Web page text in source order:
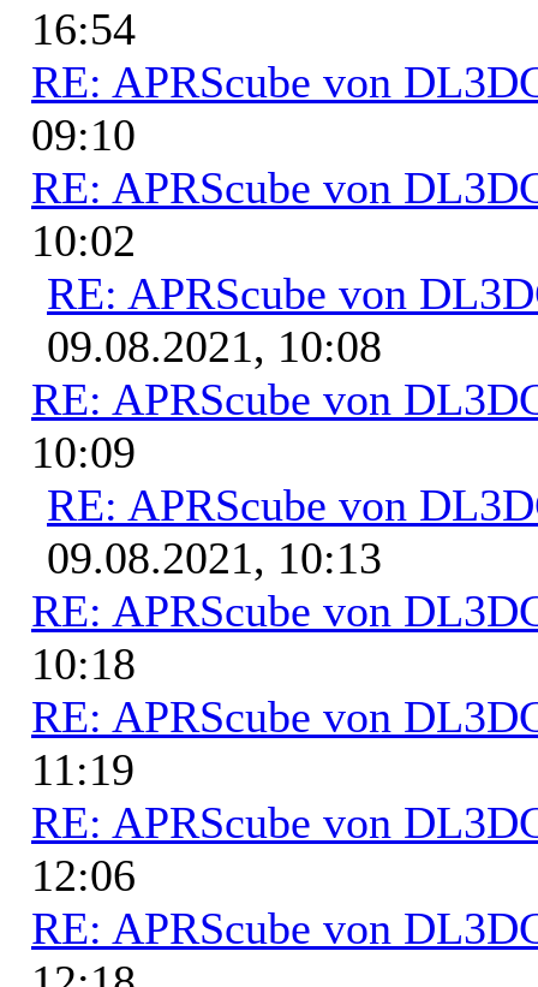
16:54
RE: APRScube von
09:10
RE: APRScube von
10:02
RE: APRScube von
09.08.2021, 10:08
RE: APRScube von
10:09
RE: APRScube von
09.08.2021, 10:13
RE: APRScube von
10:18
RE: APRScube von
11:19
RE: APRScube von
12:06
RE: APRScube von